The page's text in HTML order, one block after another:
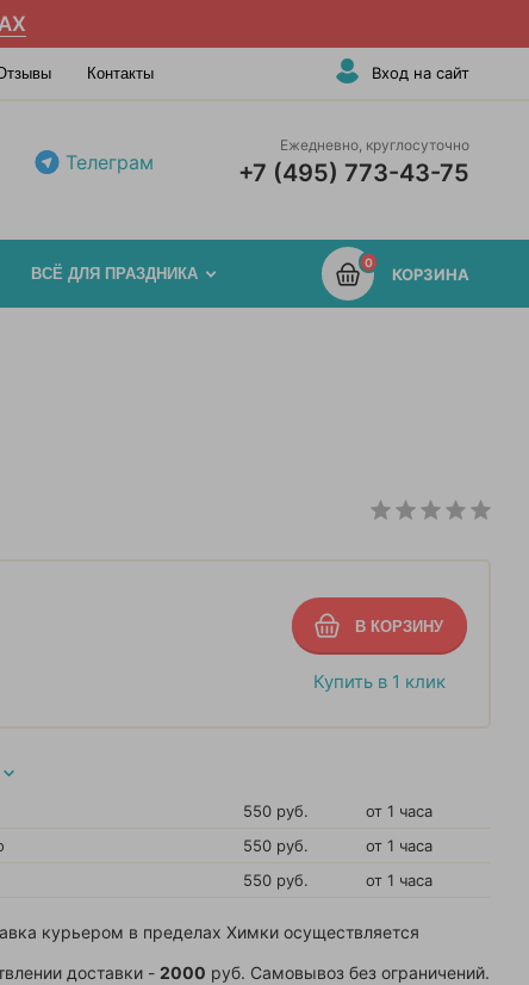
Контакты Вход на сайт
Телеграм
Ежедневно, круглосуточно
+7 (495) 773-43-75
0
КОРЗИНА
ВСЁ ДЛЯ ПРАЗДНИКА
Купить в 1 клик
550 руб.
от 1 часа
550 руб.
от 1 часа
550 руб. от 1 часа
курьером в пределах Химки осуществляется
доставки - 2000 руб. Самовывоз без ограничений.